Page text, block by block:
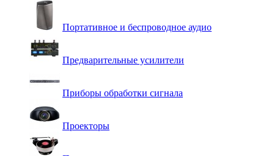
Портативное и беспроводное аудио
Предварительные усилители
Приборы обработки сигнала
Проекторы